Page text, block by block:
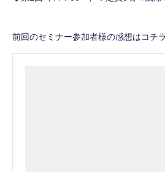
前回のセミナー参加者様の感想はコチラ